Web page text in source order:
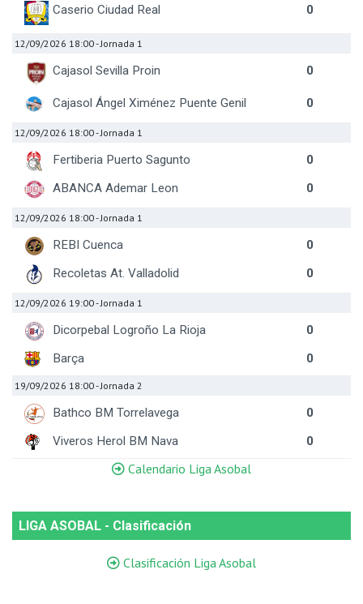
Caserio Ciudad Real
0
12/09/2026 18:00- Jornada 1
Cajasol Sevilla Proin 0
Cajasol Ángel Ximénez Puente Genil 0
12/09/2026 18:00- Jornada 1
Fertiberia Puerto Sagunto
0
ABANCA Ademar Leon
0
12/09/2026 18:00- Jornada 1
REBI Cuenca
0
Recoletas At. Valladolid
0
12/09/2026 19:00- Jornada 1
Dicorpebal Logroño La Rioja
0
Barça
0
19/09/2026 18:00- Jornada 2
Bathco BM Torrelavega
0
Viveros Herol BM Nava
0
Calendario Liga Asobal
LIGA ASOBAL - Clasificación
Clasificación Liga Asobal